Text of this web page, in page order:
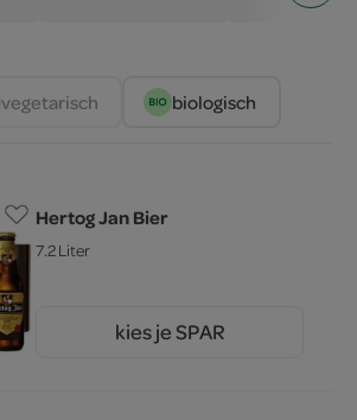
vegetarisch biologisch
Hertog Jan Bier
7.2 Liter
kies je SPAR